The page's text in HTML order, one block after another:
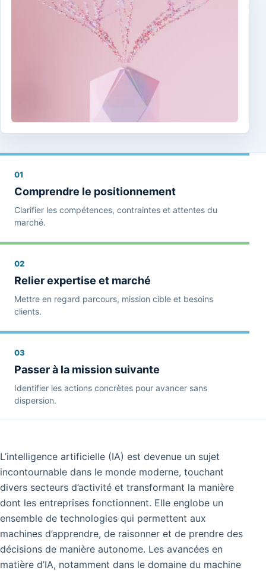
01
Comprendre le positionnement
Clarifier les compétences, contraintes et attentes du
marché.
02
Relier expertise et marché
Mettre en regard parcours, mission cible et besoins
clients.
03
Passer à la mission suivante
Identifier les actions concrètes pour avancer sans
dispersion.
L’intelligence artificielle (IA) est devenue un sujet
incontournable dans le monde moderne, touchant
divers secteurs d’activité et transformant la manière
dont les entreprises fonctionnent. Elle englobe un
ensemble de technologies qui permettent aux
machines d’apprendre, de raisonner et de prendre des
décisions de manière autonome. Les avancées en
matière d’IA, notamment dans le domaine du machine